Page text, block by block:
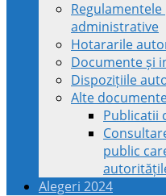
administrative
Hotararile
Documente și
Dispozițiile
Alte
Publicatii
public
Alegeri 2024